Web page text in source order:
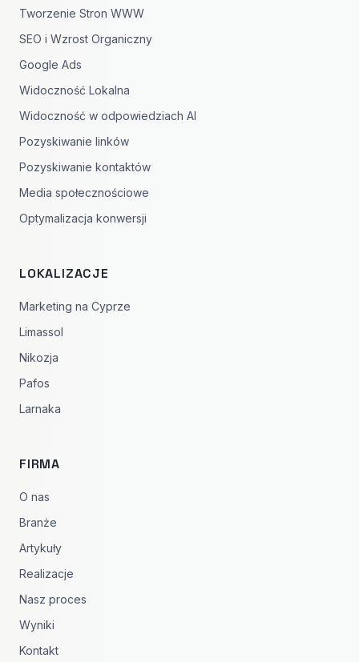
Tworzenie Stron WWW
SEO i Wzrost Organiczny
Google Ads
Widoczność Lokalna
Widoczność w odpowiedziach AI
Pozyskiwanie linków
Pozyskiwanie kontaktów
Media społecznościowe
Optymalizacja konwersji
LOKALIZACJE
Marketing na Cyprze
Limassol
Nikozja
Pafos
Larnaka
FIRMA
O nas
Branże
Artykuły
Realizacje
Nasz proces
Wyniki
Kontakt